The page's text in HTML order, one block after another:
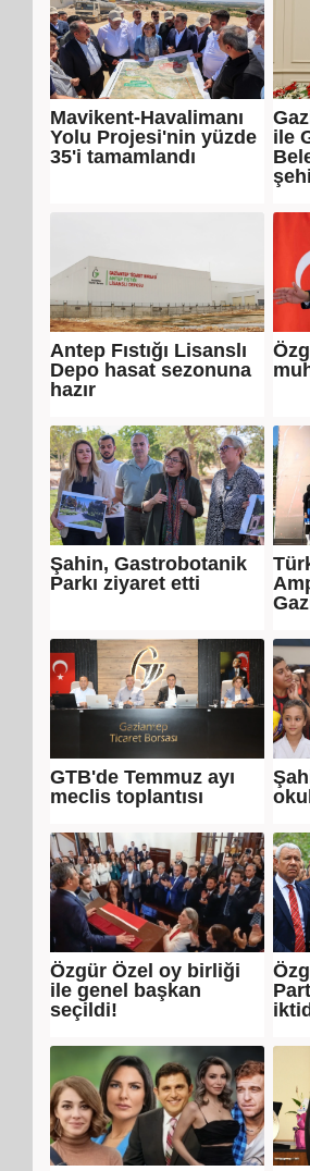
Mavikent-Havalimanı
Yolu Projesi'nin yüzde
35'i tamamlandı
ile
Antep Fıstığı Lisanslı
Depo hasat sezonuna
hazır
Şahin, Gastrobotanik
Parkı ziyaret etti
GTB'de Temmuz ayı
meclis toplantısı
Özgür Özel oy birliği
ile genel başkan
seçildi!